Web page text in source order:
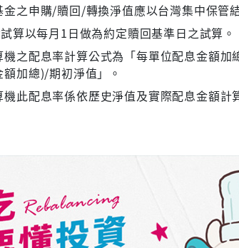
金之申購/贖回/轉換淨值應以台灣集中保管
算以每月1日做為約定贖回基準日之試算。
機之配息率計算公式為「每單位配息金額
加總)/期初淨值」。
機此配息率係依歷史淨值及實際配息金額